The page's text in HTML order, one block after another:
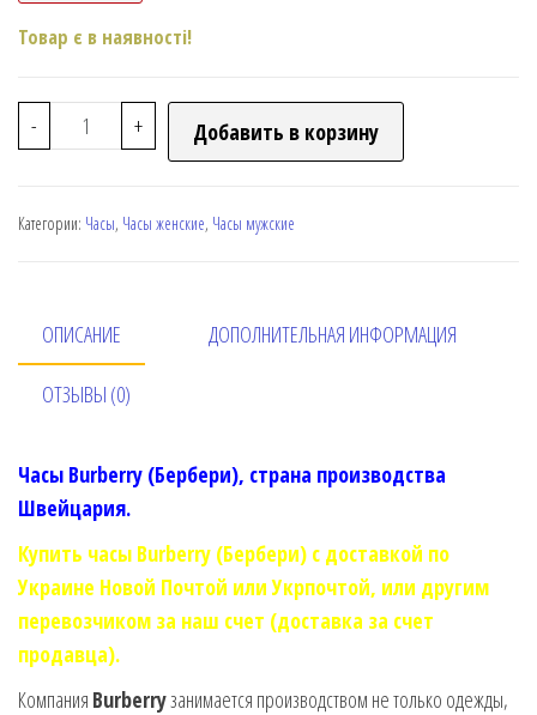
Товар є в наявності!
- + Добавить в корзину
Категории: Часы, Часы женские, Часы мужские
ОПИСАНИЕ ДОПОЛНИТЕЛЬНАЯ ИНФОРМАЦИЯ
ОТЗЫВЫ (0)
Часы Burberry (Бербери), страна производства
Швейцария.
Купить часы Burberry (Бербери) с доставкой по
Украине Новой Почтой или Укрпочтой, или другим
перевозчиком за наш счет (доставка за счет
продавца).
Компания Burberryзанимается производством не только одежды,